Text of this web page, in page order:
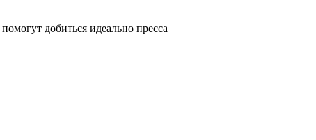
добиться идеально пресса